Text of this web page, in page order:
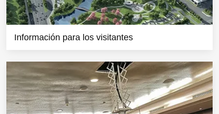
Información para los visitantes